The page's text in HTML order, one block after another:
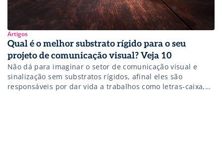
Artigos
Qual é o melhor substrato rígido para o seu
projeto de comunicação visual? Veja 10
Não dá para imaginar o setor de comunicação visual e
sinalização sem substratos rígidos, afinal eles são
responsáveis por dar vida a trabalhos como letras-caixa,